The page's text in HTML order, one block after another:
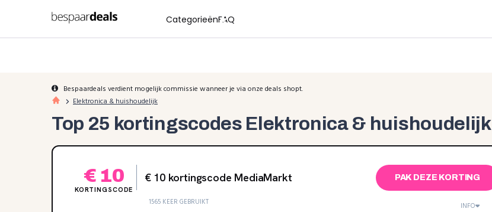
CategorieënFAQ
Bespaardeals verdient mogelijk commissie wanneer je via onze deals shopt.
Elektronica & huishoudelijk
Top 25 kortingscodes Elektronica & huishoudelijk
€ 10
KORTINGSCODE
€ 10 kortingscode MediaMarkt PAK DEZE KORTING
1565 KEER GEBRUIKT INFO